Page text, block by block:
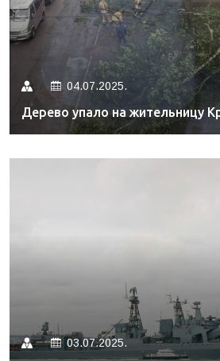
04.07.2025.
Дерево упало на жительницу
03.07.2025.